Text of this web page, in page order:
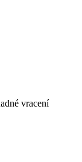
vracení